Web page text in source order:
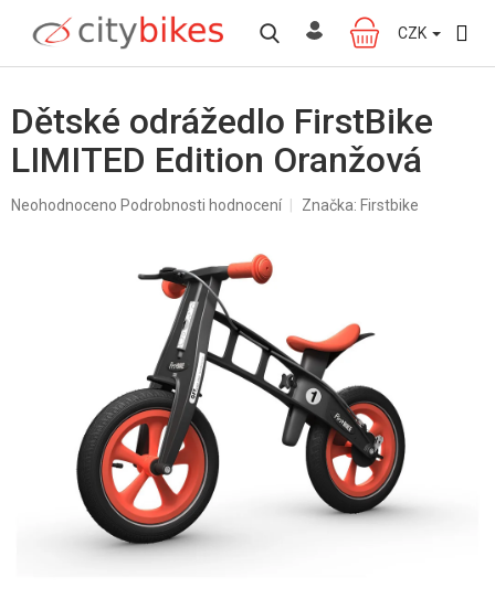
obsah
NÁKUPNÍ
KOŠÍK
CZK
Dětské odrážedlo FirstBike
LIMITED Edition Oranžová
Průměrné
Neohodnoceno Podrobnosti hodnocení Značka: Firstbike